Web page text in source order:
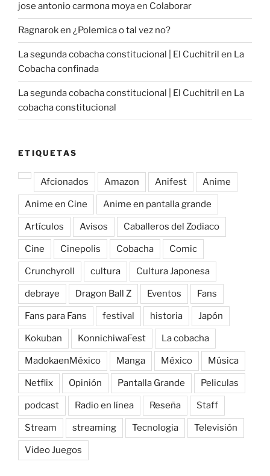
jose antonio carmona moyaen Colaborar
Ragnaroken ¿Polemica o tal vez no?
La segunda cobacha constitucional | El Cuchitril en La
Cobacha confinada
La segunda cobacha constitucional | El Cuchitril en La
cobacha constitucional
ETIQUETAS
Afcionados Amazon Anifest Anime
Anime en Cine Anime en pantalla grande
Artículos Avisos Caballeros del Zodiaco
Cine Cinepolis Cobacha Comic
Crunchyroll cultura Cultura Japonesa
debraye Dragon Ball Z Eventos Fans
Fans para Fans festival historia Japón
Kokuban KonnichiwaFest La cobacha
MadokaenMéxico Manga México Música
Netflix Opinión Pantalla Grande Peliculas
podcast Radio en línea Reseña Staff
Stream streaming Tecnologia Televisión
Video Juegos